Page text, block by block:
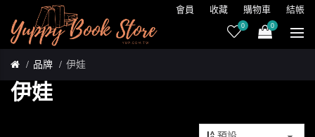
會員 收藏 購物車 結帳
0 0
品牌 伊娃
伊娃